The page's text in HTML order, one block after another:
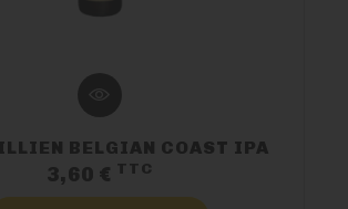
BELGIAN COAST IPA
3,60 € TTC